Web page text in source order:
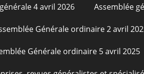
4 avril 2026 Assemblée
Générale ordinaire 2 avril
Générale ordinaire 5 avril 2025